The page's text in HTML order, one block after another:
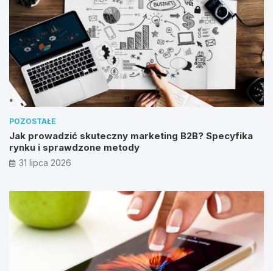
POZOSTAŁE
Jak prowadzić skuteczny marketing B2B? Specyfika
rynku i sprawdzone metody
31 lipca 2026